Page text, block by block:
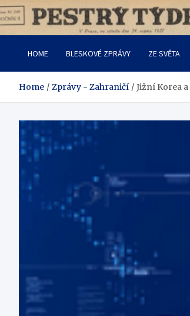
Skip
to
Pestrý Týden
HOME BLESKOVÉ ZPRÁVY ZE SVĚTA
Home Zprávy - Zahraničí Jižní Korea